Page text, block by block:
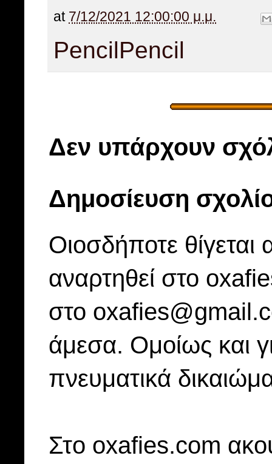
at 7/12/2021 12:00:00 μ.μ.
PencilPencil
Δεν υπάρχουν
Δημοσίευση
Οιοσδήποτε
αναρτηθεί στο
στο
άμεσα. Ομοίως και
πνευματικά
Στo oxafies.com